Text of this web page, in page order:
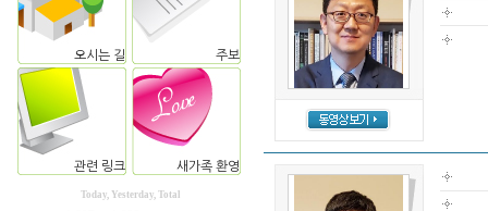
오시는 길 주보
관련 링크 새가족 환영
Today, Yesterday, Total